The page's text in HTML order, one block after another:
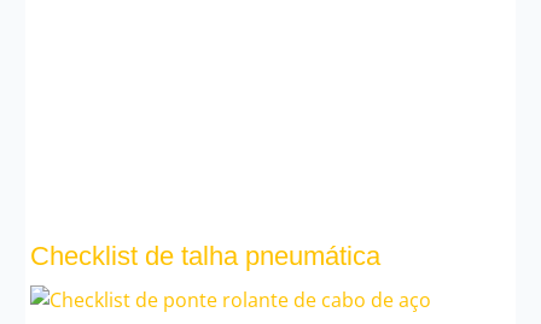
Checklist de talha pneumática